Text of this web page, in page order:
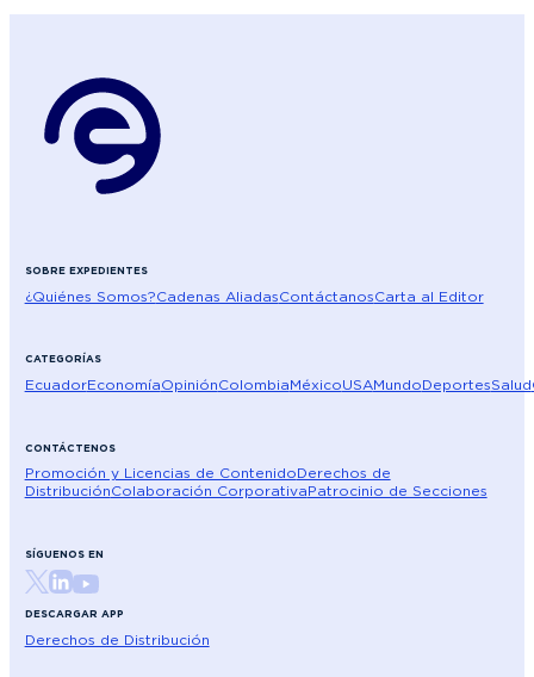
SOBRE EXPEDIENTES
¿Quiénes Somos?Cadenas AliadasContáctanosCarta al Editor
CATEGORÍAS
EcuadorEconomíaOpiniónColombiaMéxicoUSAMundoDeportesSalud
CONTÁCTENOS
Promoción y Licencias de ContenidoDerechos de
DistribuciónColaboración CorporativaPatrocinio de Secciones
SÍGUENOS EN
DESCARGAR APP
Derechos de Distribución